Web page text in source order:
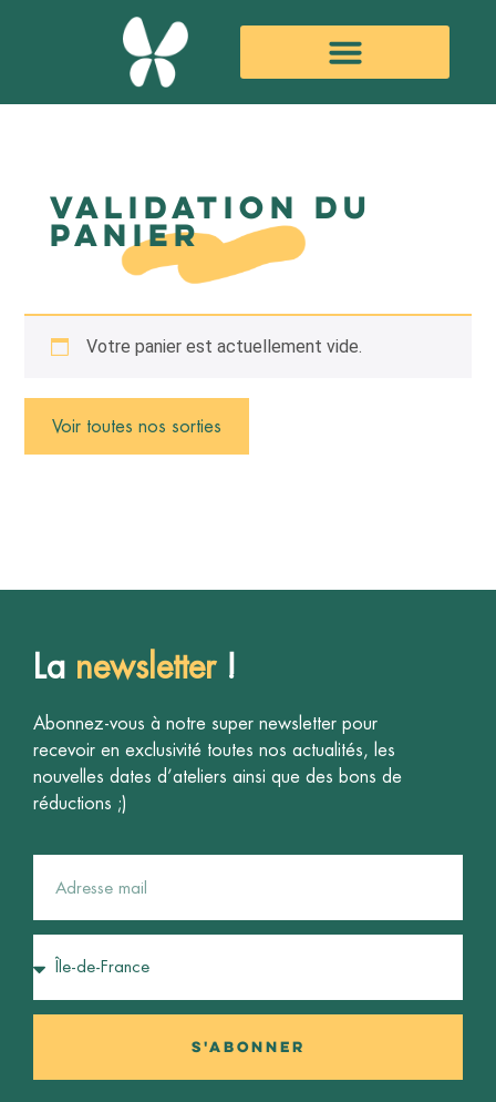
validation du
panier
Votre panier est actuellement vide.
Voir toutes nos sorties
La newsletter!
Abonnez-vous à notre super newsletter pour
recevoir en exclusivité toutes nos actualités, les
nouvelles dates d’ateliers ainsi que des bons de
réductions ;)
S'abonner